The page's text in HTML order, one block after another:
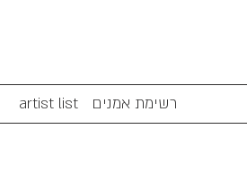
artist list רשימת אמנים